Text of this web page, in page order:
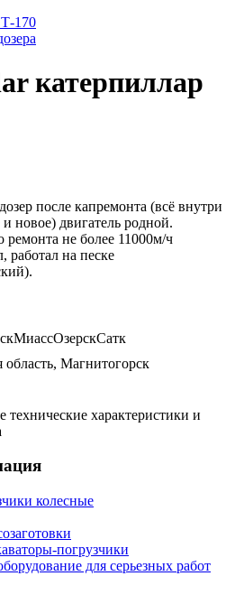
Т-170
катерпиллар
после капремонта (всё внутри
и новое) двигатель родной.
ремонта не более 11000м/ч
работал на песке
область, Магнитогорск
технические характеристики и
колесные
погрузчики
для серьезных работ